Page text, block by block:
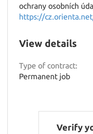
ochrany osobních
https://
View details
Type of contract:
Permanent job
Verify